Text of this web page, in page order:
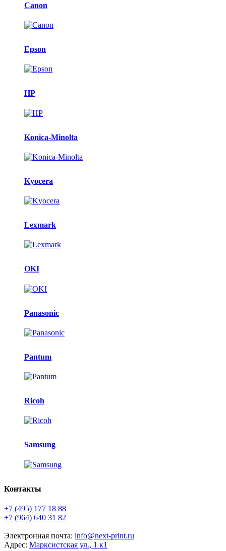
Canon
Epson
HP
Konica-Minolta
Kyocera
Lexmark
OKI
Panasonic
Pantum
Ricoh
Samsung
Контакты
+7 (495) 177 18 88
+7 (964) 640 31 82
Электронная почта: info@next-print.ru
Адрес: Марксистская ул., 1 к1